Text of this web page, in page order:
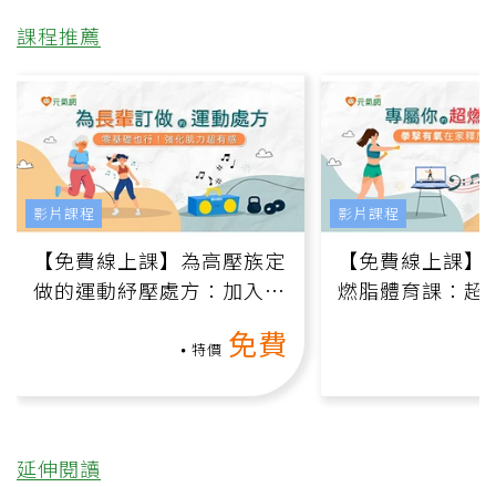
課程推薦
【免費線上課】為高壓族定
做的運動紓壓處方：加入行
特價 免費
影片課程
【免費線上課
燃脂體育課：超
影片課程
延伸閱讀